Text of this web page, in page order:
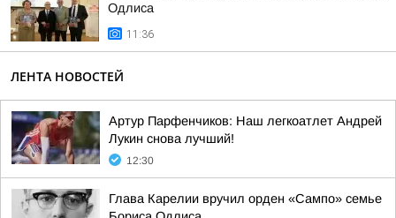
Одлиса
11:36
ЛЕНТА НОВОСТЕЙ
Артур Парфенчиков: Наш легкоатлет Андрей
Лукин снова лучший!
12:30
Глава Карелии вручил орден «Сампо» семье